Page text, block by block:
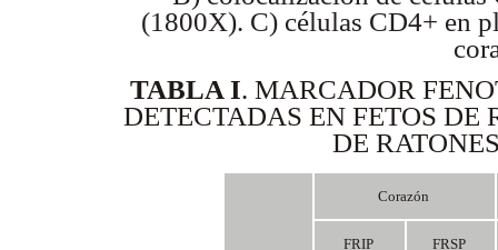
(1800X). C) células CD4+ en
TABLA I. MARCADOR
DETECTADAS EN FETOS DE
DE
Corazón
FRIP FRSP